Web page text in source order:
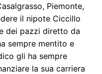
Piemonte,
il nipote Ciccillo
dei pazzi diretto da
sempre mentito e
gli ha sempre
la sua carriera